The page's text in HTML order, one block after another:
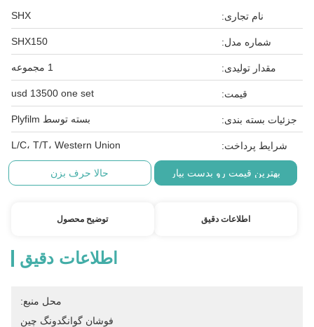
نام تجاری: SHX
شماره مدل: SHX150
مقدار تولیدی: 1 مجموعه
قیمت: usd 13500 one set
جزئیات بسته بندی: بسته توسط Plyfilm
شرایط پرداخت: L/C، T/T، Western Union
بهترین قیمت رو بدست بیار حالا حرف بزن
اطلاعات دقیق توضیح محصول
اطلاعات دقیق
محل منبع:
فوشان گوانگدونگ چین